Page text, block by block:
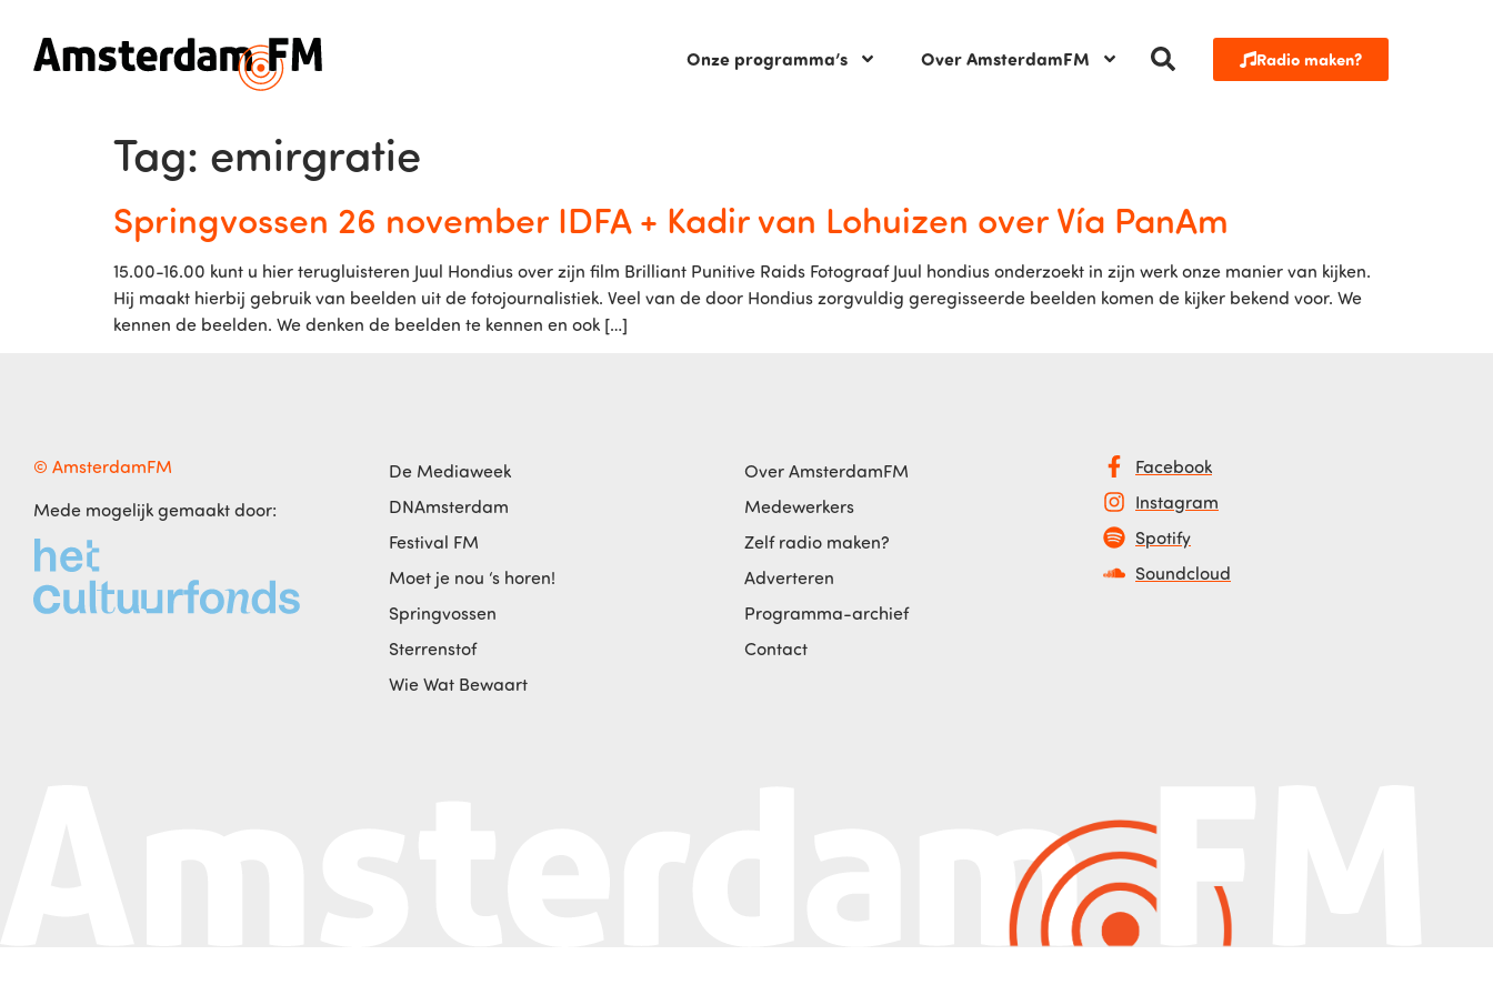
Onze programma’s Over AmsterdamFM Radio maken?
Tag: emirgratie
Springvossen 26 november IDFA + Kadir van Lohuizen over Vía PanAm
15.00-16.00 kunt u hier terugluisteren Juul Hondius over zijn film Brilliant Punitive Raids Fotograaf Juul hondius onderzoekt in zijn werk onze manier van kijken.
Hij maakt hierbij gebruik van beelden uit de fotojournalistiek. Veel van de door Hondius zorgvuldig geregisseerde beelden komen de kijker bekend voor. We
kennen de beelden. We denken de beelden te kennen en ook […]
© AmsterdamFM
Mede mogelijk gemaakt door:
De Mediaweek
DNAmsterdam
Festival FM
Moet je nou ‘s horen!
Springvossen
Sterrenstof
Wie Wat Bewaart
Over AmsterdamFM
Medewerkers
Zelf radio maken?
Adverteren
Programma-archief
Contact
Facebook
Instagram
Spotify
Soundcloud